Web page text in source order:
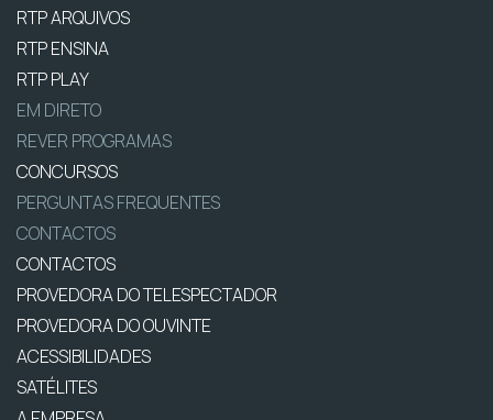
RTP ARQUIVOS
RTP ENSINA
RTP PLAY
EM DIRETO
REVER PROGRAMAS
CONCURSOS
PERGUNTAS FREQUENTES
CONTACTOS
CONTACTOS
PROVEDORA DO TELESPECTADOR
PROVEDORA DO OUVINTE
ACESSIBILIDADES
SATÉLITES